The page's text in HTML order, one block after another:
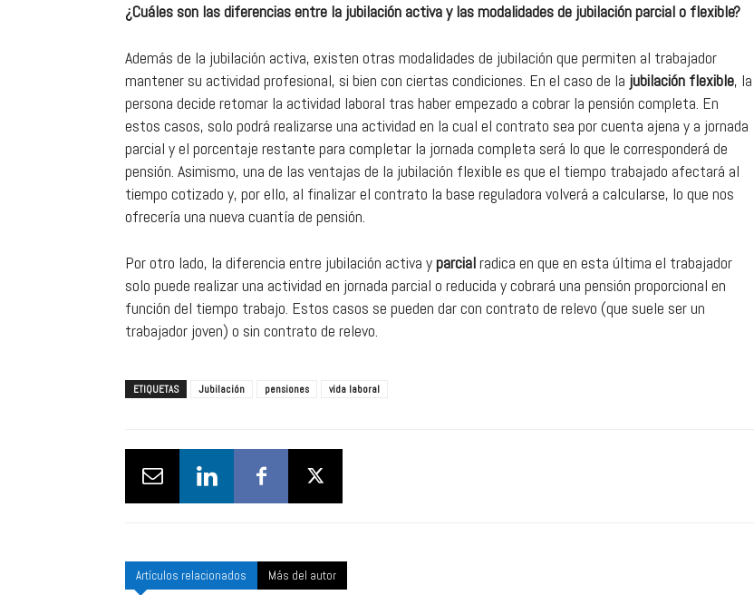
¿Cuáles son las diferencias entre la jubilación activa y las modalidades de jubilación parcial o flexible?
Además de la jubilación activa, existen otras modalidades de jubilación que permiten al trabajador
mantener su actividad profesional, si bien con ciertas condiciones. En el caso de la jubilación flexible, la
persona decide retomar la actividad laboral tras haber empezado a cobrar la pensión completa. En
estos casos, solo podrá realizarse una actividad en la cual el contrato sea por cuenta ajena y a jornada
parcial y el porcentaje restante para completar la jornada completa será lo que le corresponderá de
pensión. Asimismo, una de las ventajas de la jubilación flexible es que el tiempo trabajado afectará al
tiempo cotizado y, por ello, al finalizar el contrato la base reguladora volverá a calcularse, lo que nos
ofrecería una nueva cuantía de pensión.
Por otro lado, la diferencia entre jubilación activa yparcialradica en que en esta última el trabajador
solo puede realizar una actividad en jornada parcial o reducida y cobrará una pensión proporcional en
función del tiempo trabajo. Estos casos se pueden dar con contrato de relevo (que suele ser un
trabajador joven) o sin contrato de relevo.
ETIQUETAS Jubilación pensiones vida laboral
Artículos relacionados Más del autor